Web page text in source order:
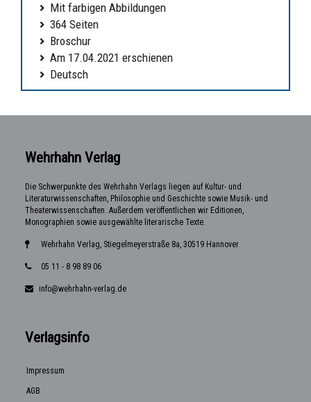
Mit farbigen Abbildungen
364 Seiten
Broschur
Am 17.04.2021 erschienen
Deutsch
Wehrhahn Verlag
Die Schwerpunkte des Wehrhahn Verlags liegen auf Kultur- und
Literaturwissenschaften, Philosophie und Geschichte sowie Musik- und
Theaterwissenschaften. Außerdem veröffentlichen wir Editionen,
Monographien sowie ausgewählte literarische Texte.
Wehrhahn Verlag, Stiegelmeyerstraße 8a, 30519 Hannover
05 11 - 8 98 89 06
info@wehrhahn-verlag.de
Verlagsinfo
Impressum
AGB